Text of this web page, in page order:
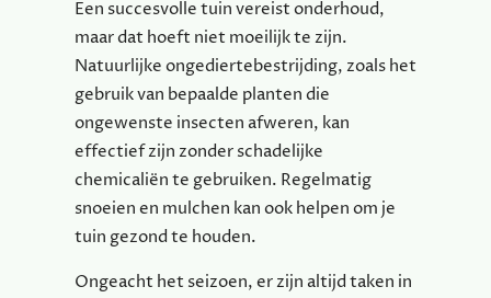
Een succesvolle tuin vereist onderhoud,
maar dat hoeft niet moeilijk te zijn.
Natuurlijke ongediertebestrijding, zoals het
gebruik van bepaalde planten die
ongewenste insecten afweren, kan
effectief zijn zonder schadelijke
chemicaliën te gebruiken. Regelmatig
snoeien en mulchen kan ook helpen om je
tuin gezond te houden.
Ongeacht het seizoen, er zijn altijd taken in